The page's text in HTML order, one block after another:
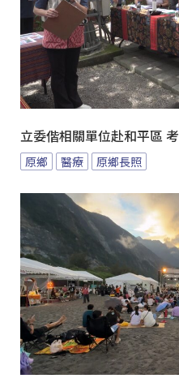
立委偕相關單位赴和平區
原鄉 醫療 原鄉長照